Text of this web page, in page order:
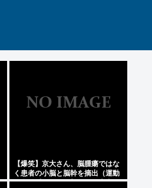
【爆笑】京大さん、脳腫瘍ではな
く患者の小脳と脳幹を摘出（運動
と自発呼吸を司る部位）。患者は